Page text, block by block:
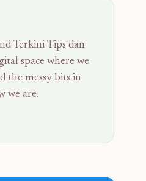
Terkini Tips dan
space where we
the messy bits in
we are.